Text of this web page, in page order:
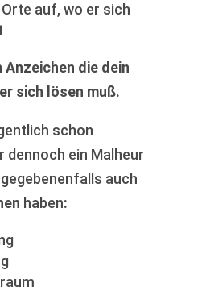
auf, wo er sich
die dein
sich lösen muß.
schon
dennoch ein Malheur
auch
haben: